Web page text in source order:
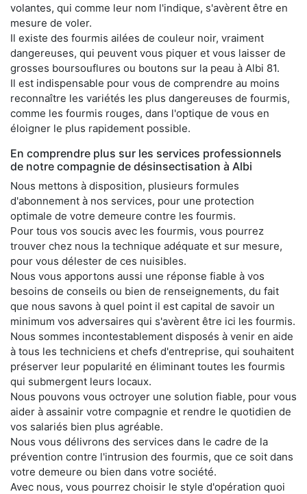
volantes, qui comme leur nom l'indique, s'avèrent être en
mesure de voler.
Il existe des fourmis ailées de couleur noir, vraiment
dangereuses, qui peuvent vous piquer et vous laisser de
grosses boursouflures ou boutons sur la peau à Albi 81.
Il est indispensable pour vous de comprendre au moins
reconnaître les variétés les plus dangereuses de fourmis,
comme les fourmis rouges, dans l'optique de vous en
éloigner le plus rapidement possible.
En comprendre plus sur les services professionnels
de notre compagnie de désinsectisation à Albi
Nous mettons à disposition, plusieurs formules
d'abonnement à nos services, pour une protection
optimale de votre demeure contre les fourmis.
Pour tous vos soucis avec les fourmis, vous pourrez
trouver chez nous la technique adéquate et sur mesure,
pour vous délester de ces nuisibles.
Nous vous apportons aussi une réponse fiable à vos
besoins de conseils ou bien de renseignements, du fait
que nous savons à quel point il est capital de savoir un
minimum vos adversaires qui s'avèrent être ici les fourmis.
Nous sommes incontestablement disposés à venir en aide
à tous les techniciens et chefs d'entreprise, qui souhaitent
préserver leur popularité en éliminant toutes les fourmis
qui submergent leurs locaux.
Nous pouvons vous octroyer une solution fiable, pour vous
aider à assainir votre compagnie et rendre le quotidien de
vos salariés bien plus agréable.
Nous vous délivrons des services dans le cadre de la
prévention contre l'intrusion des fourmis, que ce soit dans
votre demeure ou bien dans votre société.
Avec nous, vous pourrez choisir le style d'opération quoi